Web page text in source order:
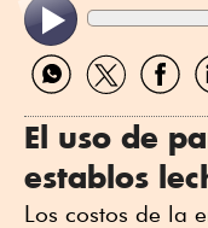
Compartir
por
Compartir
por
por
El uso de
establos
Los costos de la